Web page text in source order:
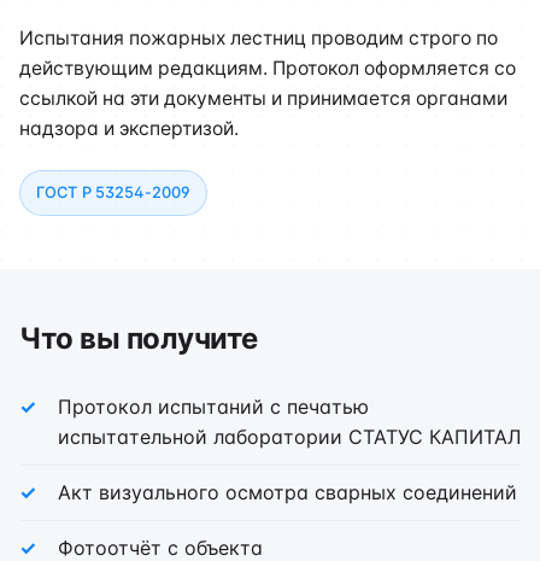
Испытания пожарных лестниц проводим строго по
действующим редакциям. Протокол оформляется со
ссылкой на эти документы и принимается органами
надзора и экспертизой.
ГОСТ Р 53254-2009
Что вы получите
Протокол испытаний с печатью
испытательной лаборатории СТАТУС КАПИТАЛ
Акт визуального осмотра сварных соединений
Фотоотчёт с объекта